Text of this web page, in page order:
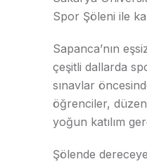
Spor Şöleni ile
Sapanca’nın
çeşitli dallarda
sınavlar
öğrenciler,
yoğun katılım
Şölende